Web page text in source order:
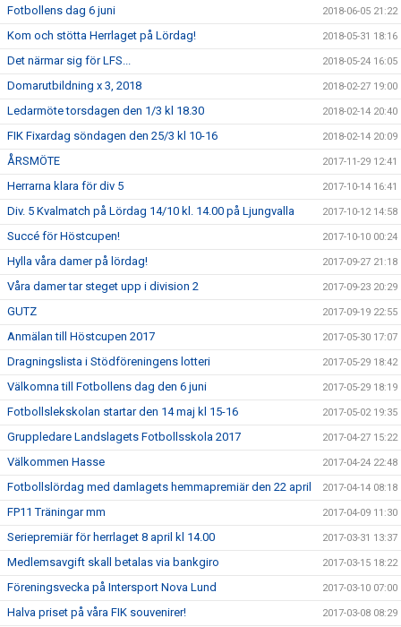
Fotbollens dag 6 juni 2018-06-05 21:22
Kom och stötta Herrlaget på Lördag! 2018-05-31 18:16
Det närmar sig för LFS... 2018-05-24 16:05
Domarutbildning x 3, 2018 2018-02-27 19:00
Ledarmöte torsdagen den 1/3 kl 18.30 2018-02-14 20:40
FIK Fixardag söndagen den 25/3 kl 10-16 2018-02-14 20:09
ÅRSMÖTE 2017-11-29 12:41
Herrarna klara för div 5 2017-10-14 16:41
Div. 5 Kvalmatch på Lördag 14/10 kl. 14.00 på Ljungvalla 2017-10-12 14:58
Succé för Höstcupen! 2017-10-10 00:24
Hylla våra damer på lördag! 2017-09-27 21:18
Våra damer tar steget upp i division 2 2017-09-23 20:29
GUTZ 2017-09-19 22:55
Anmälan till Höstcupen 2017 2017-05-30 17:07
Dragningslista i Stödföreningens lotteri 2017-05-29 18:42
Välkomna till Fotbollens dag den 6 juni 2017-05-29 18:19
Fotbollslekskolan startar den 14 maj kl 15-16 2017-05-02 19:35
Gruppledare Landslagets Fotbollsskola 2017 2017-04-27 15:22
Välkommen Hasse 2017-04-24 22:48
Fotbollslördag med damlagets hemmapremiär den 22 april 2017-04-14 08:18
FP11 Träningar mm 2017-04-09 11:30
Seriepremiär för herrlaget 8 april kl 14.00 2017-03-31 13:37
Medlemsavgift skall betalas via bankgiro 2017-03-15 18:22
Föreningsvecka på Intersport Nova Lund 2017-03-10 07:00
Halva priset på våra FIK souvenirer! 2017-03-08 08:29